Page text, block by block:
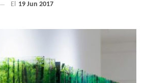
El 19 Jun 2017